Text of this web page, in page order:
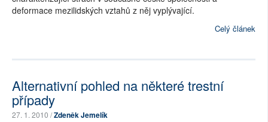
deformace mezilidských vztahů z něj vyplývající.
Celý článek
Alternativní pohled na některé trestní
případy
27. 1. 2010 /Zdeněk Jemelík